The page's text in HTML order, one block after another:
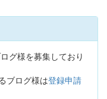
グ様を募集しており
ブログ様は登録申請